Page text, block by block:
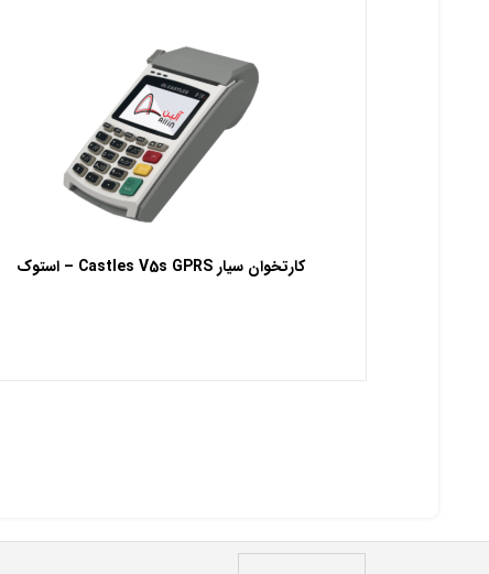
کارتخوان سیار Castles V5s GPRS – استوک